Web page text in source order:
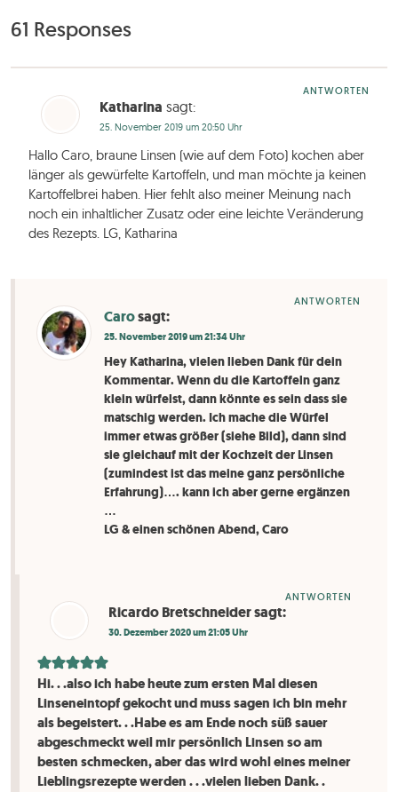
61 Responses
Katharina sagt:
25. November 2019 um 20:50 Uhr
Hallo Caro, braune Linsen (wie auf dem Foto) kochen aber
länger als gewürfelte Kartoffeln, und man möchte ja keinen
Kartoffelbrei haben. Hier fehlt also meiner Meinung nach
noch ein inhaltlicher Zusatz oder eine leichte Veränderung
des Rezepts. LG, Katharina
ANTWORTEN
Carosagt:
25. November 2019 um 21:34 Uhr
Hey Katharina, vielen lieben Dank für dein
Kommentar. Wenn du die Kartoffeln ganz
klein würfelst, dann könnte es sein dass sie
matschig werden. Ich mache die Würfel
immer etwas größer (siehe Bild), dann sind
sie gleichauf mit der Kochzeit der Linsen
(zumindest ist das meine ganz persönliche
Erfahrung)…. kann ich aber gerne ergänzen
…
LG & einen schönen Abend, Caro
ANTWORTEN
Ricardo Bretschneidersagt:
30. Dezember 2020 um 21:05 Uhr
Hi. . .also ich habe heute zum ersten Mal diesen
Linseneintopf gekocht und muss sagen ich bin mehr
als begeistert. . .Habe es am Ende noch süß sauer
abgeschmeckt weil mir persönlich Linsen so am
besten schmecken, aber das wird wohl eines meiner
Lieblingsrezepte werden . . .vielen lieben Dank. .
ANTWORTEN